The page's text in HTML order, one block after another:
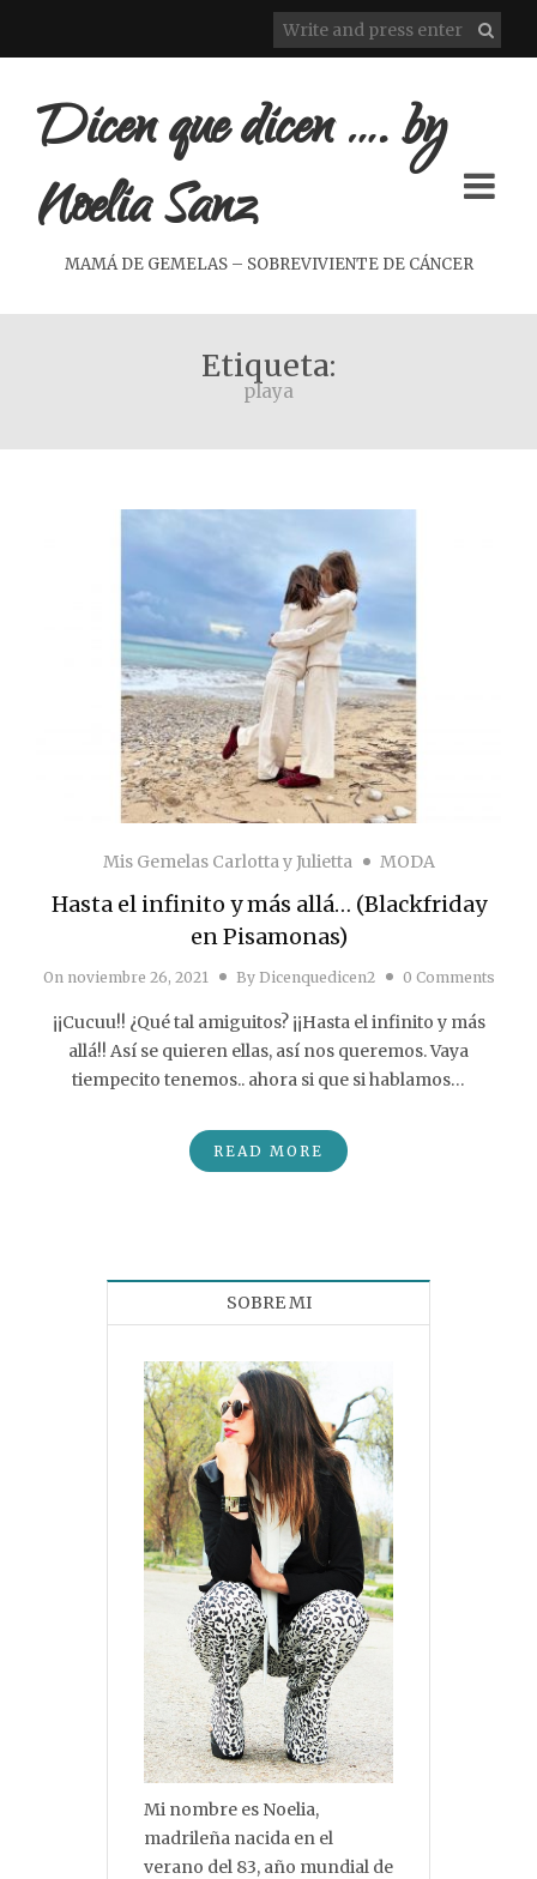
Dicen que dicen …. by
Noelia Sanz
MAMÁ DE GEMELAS – SOBREVIVIENTE DE CÁNCER
Etiqueta:
playa
Mis Gemelas Carlotta y Julietta MODA
Hasta el infinito y más allá… (Blackfriday
en Pisamonas)
On noviembre 26, 2021 By Dicenquedicen2 0 Comments
¡¡Cucuu!! ¿Qué tal amiguitos? ¡¡Hasta el infinito y más
allá!! Así se quieren ellas, así nos queremos. Vaya
tiempecito tenemos.. ahora si que si hablamos…
READ MORE
SOBRE MI
Mi nombre es Noelia,
madrileña nacida en el
verano del 83, año mundial de